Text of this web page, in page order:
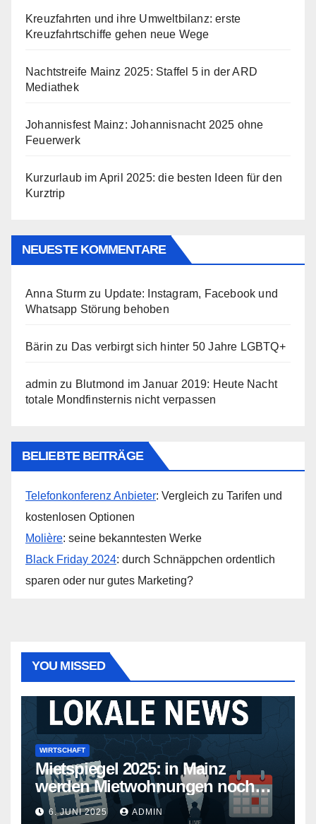
Kreuzfahrten und ihre Umweltbilanz: erste
Kreuzfahrtschiffe gehen neue Wege
Nachtstreife Mainz 2025: Staffel 5 in der ARD
Mediathek
Johannisfest Mainz: Johannisnacht 2025 ohne
Feuerwerk
Kurzurlaub im April 2025: die besten Ideen für den
Kurztrip
NEUESTE KOMMENTARE
Anna Sturm zu Update: Instagram, Facebook und
Whatsapp Störung behoben
Bärin zu Das verbirgt sich hinter 50 Jahre LGBTQ+
admin zu Blutmond im Januar 2019: Heute Nacht
totale Mondfinsternis nicht verpassen
BELIEBTE BEITRÄGE
Telefonkonferenz Anbieter: Vergleich zu Tarifen und
kostenlosen Optionen
Molière: seine bekanntesten Werke
Black Friday 2024: durch Schnäppchen ordentlich
sparen oder nur gutes Marketing?
YOU MISSED
WIRTSCHAFT
Mietspiegel 2025: in Mainz
werden Mietwohnungen noch
teurer
6. JUNI 2025 ADMIN